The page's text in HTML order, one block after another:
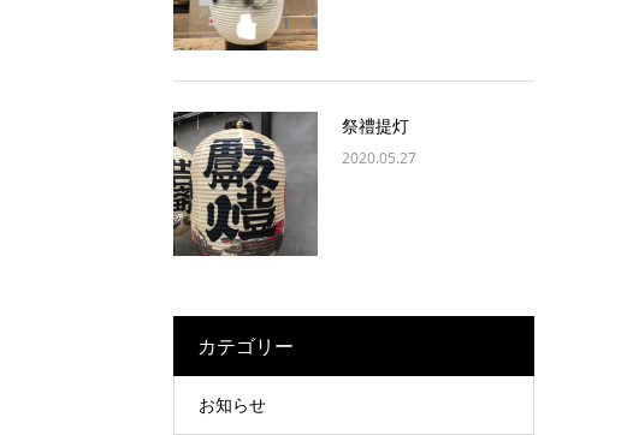
祭禮提灯
2020.05.27
カテゴリー
お知らせ